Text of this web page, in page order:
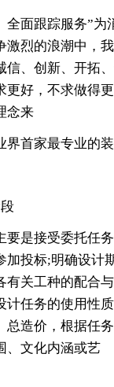
面跟踪服务”为
激烈的浪潮中，
信、创新、开拓
更好，不求做得
念来
首家最专业的装
是接受委托任务
加投标;明确设计
有关工种的配合
计任务的使用性
总造价，根据任
、文化内涵或艺